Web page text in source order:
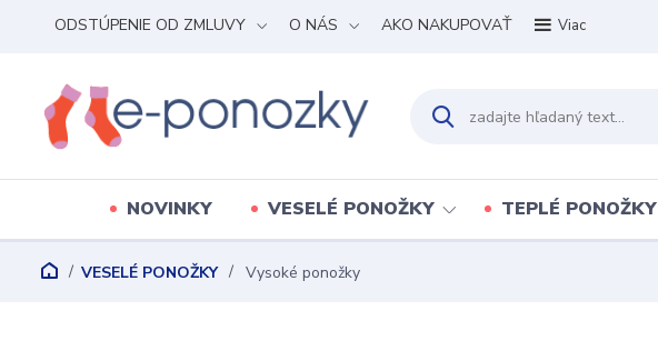
ODSTÚPENIE OD ZMLUVY O NÁS AKO NAKUPOVAŤ Viac
NOVINKY VESELÉ PONOŽKY TEPLÉ PONOŽKY
VESELÉ PONOŽKY Vysoké ponožky